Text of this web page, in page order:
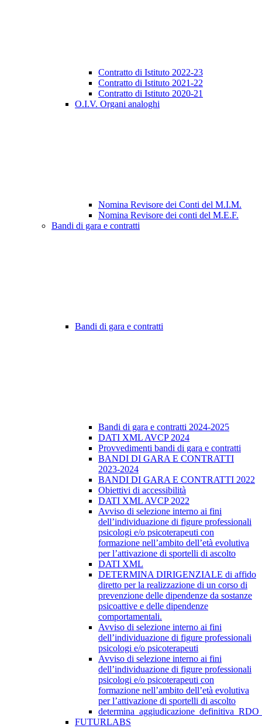
Contratto di Istituto 2022-23
Contratto di Istituto 2021-22
Contratto di Istituto 2020-21
O.I.V. Organi analoghi
Nomina Revisore dei Conti del M.I.M.
Nomina Revisore dei conti del M.E.F.
Bandi di gara e contratti
Bandi di gara e contratti
Bandi di gara e contratti 2024-2025
DATI XML AVCP 2024
Provvedimenti bandi di gara e contratti
BANDI DI GARA E CONTRATTI
2023-2024
BANDI DI GARA E CONTRATTI 2022
Obiettivi di accessibilità
DATI XML AVCP 2022
Avviso di selezione interno ai fini
dell’individuazione di figure professionali
psicologi e/o psicoterapeuti con
formazione nell’ambito dell’età evolutiva
per l’attivazione di sportelli di ascolto
DATI XML
DETERMINA DIRIGENZIALE di affido
diretto per la realizzazione di un corso di
prevenzione delle dipendenze da sostanze
psicoattive e delle dipendenze
comportamentali.
Avviso di selezione interno ai fini
dell’individuazione di figure professionali
psicologi e/o psicoterapeuti
Avviso di selezione interno ai fini
dell’individuazione di figure professionali
psicologi e/o psicoterapeuti con
formazione nell’ambito dell’età evolutiva
per l’attivazione di sportelli di ascolto
FUTURLABS